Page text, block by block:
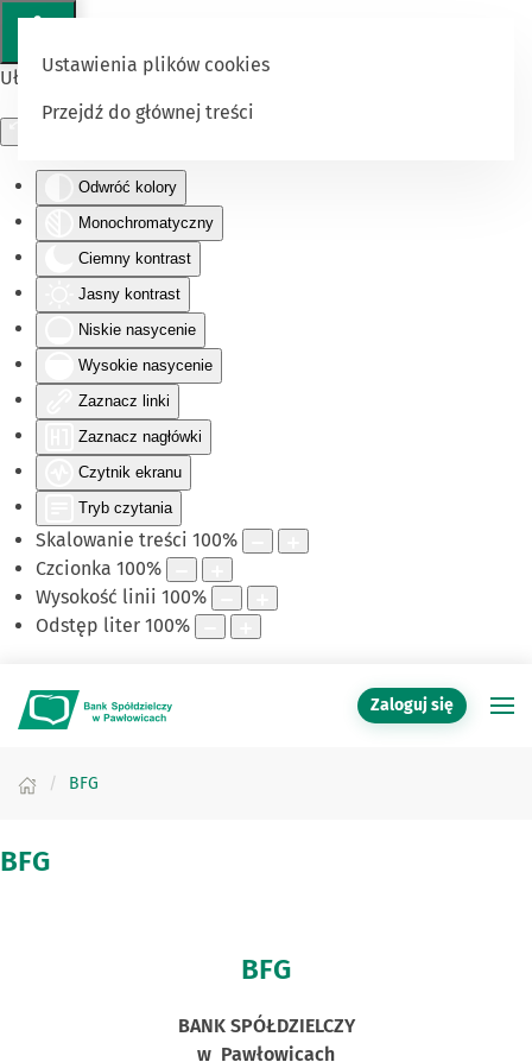
Ułatwienia dostępu
Odwróć kolory
Monochromatyczny
Ciemny kontrast
Jasny kontrast
Niskie nasycenie
Wysokie nasycenie
Zaznacz linki
Zaznacz nagłówki
Czytnik ekranu
Tryb czytania
Skalowanie treści 100%
Czcionka 100%
Wysokość linii 100%
Odstęp liter 100%
Ustawienia plików cookies
Przejdź do głównej treści
Zaloguj się
BFG
BFG
BFG
BANK SPÓŁDZIELCZY
w Pawłowicach